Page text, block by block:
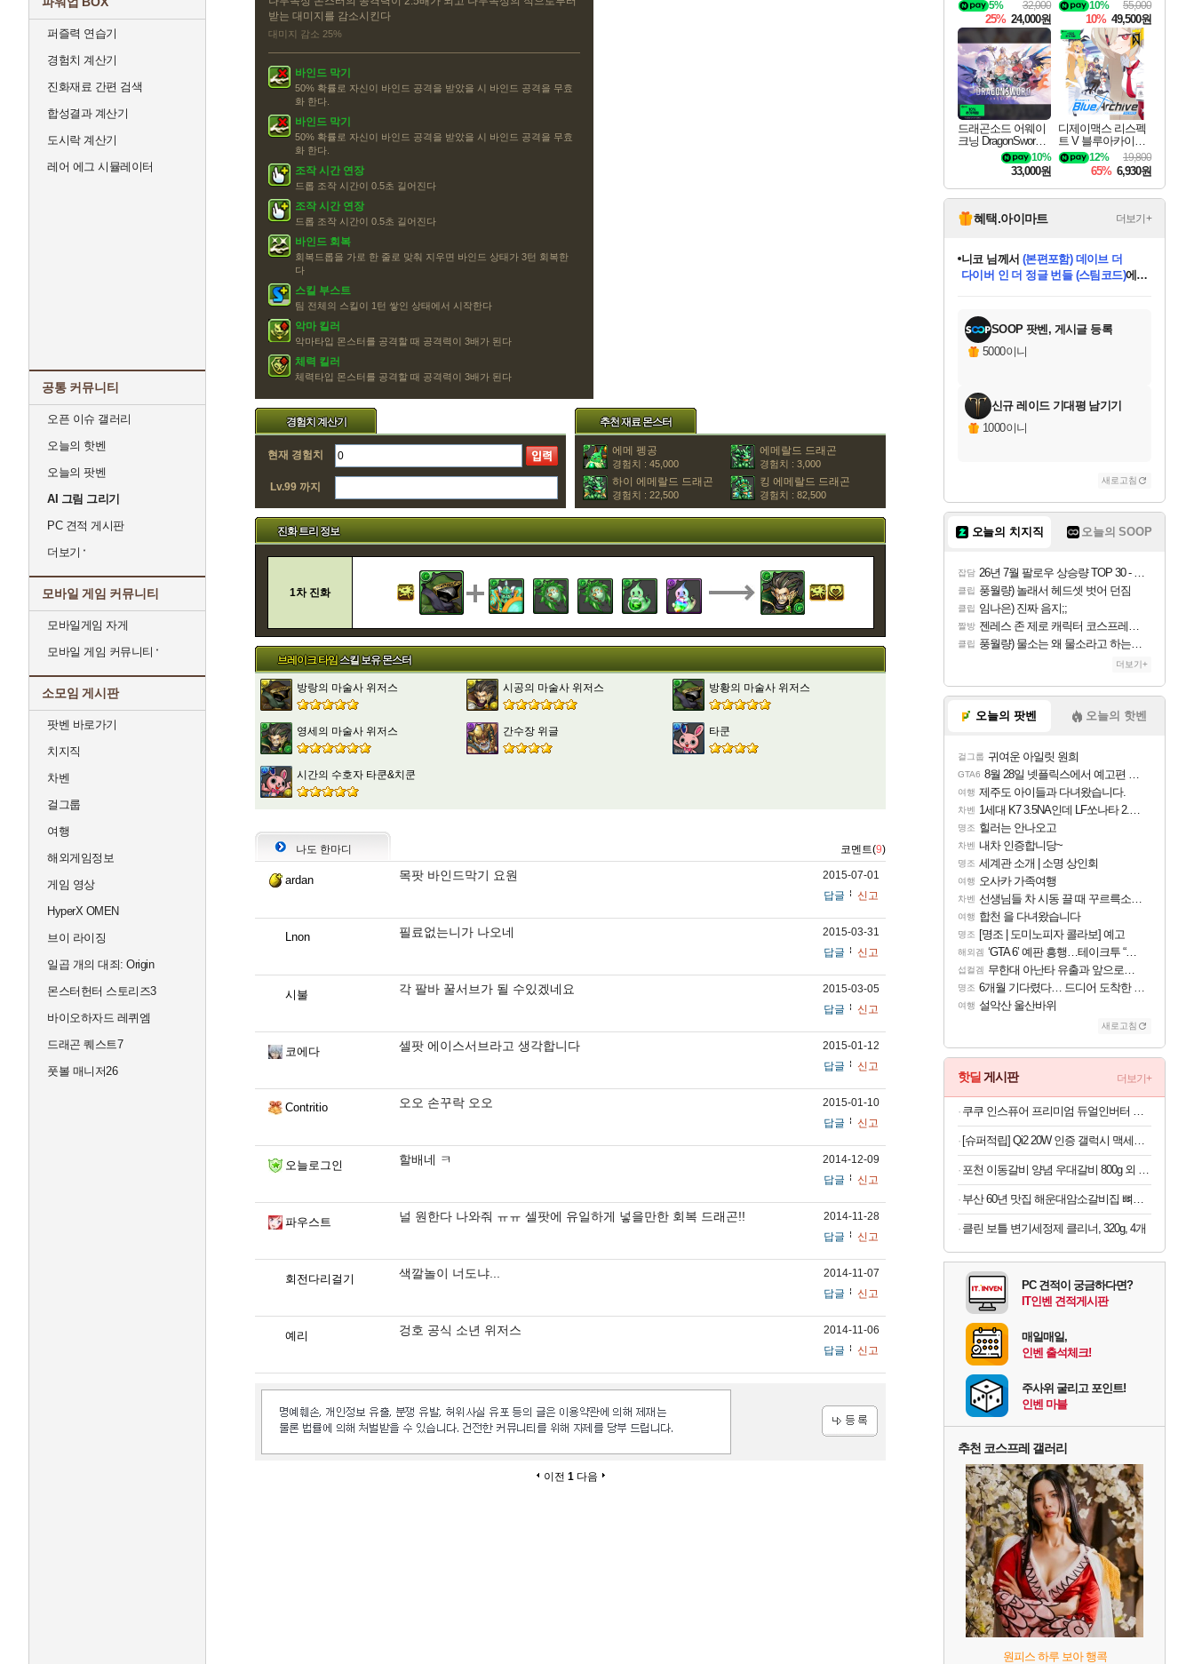
퍼즐력 연습기
경험치 계산기
진화재료 간편 검색
합성결과 계산기
도시락 계산기
레어 에그 시뮬레이터
공통 커뮤니티
오픈 이슈 갤러리
오늘의 핫벤
오늘의 팟벤
AI 그림 그리기
PC 견적 게시판
더보기
모바일 게임 커뮤니티
모바일게임 자게
모바일 게임 커뮤니티
소모임 게시판
팟벤 바로가기
치지직
차벤
걸그룹
여행
해외게임정보
게임 영상
HyperX OMEN
브이 라이징
일곱 개의 대죄: Origin
몬스터헌터 스토리즈3
바이오하자드 레퀴엠
드래곤 퀘스트7
풋볼 매니저26
받는 대미지를 감소시킨다
대미지 감소 25%
바인드 막기
50% 확률로 자신이 바인드 공격을 받았을 시 바인드 공격을 무효
화 한다.
바인드 막기
50% 확률로 자신이 바인드 공격을 받았을 시 바인드 공격을 무효
화 한다.
조작 시간 연장
드롭 조작 시간이 0.5초 길어진다
조작 시간 연장
드롭 조작 시간이 0.5초 길어진다
바인드 회복
회복드롭을 가로 한 줄로 맞춰 지우면 바인드 상태가 3턴 회복한
다
스킬 부스트
팀 전체의 스킬이 1턴 쌓인 상태에서 시작한다
악마 킬러
악마타입 몬스터를 공격할 때 공격력이 3배가 된다
체력 킬러
체력타입 몬스터를 공격할 때 공격력이 3배가 된다
경험치 계산기
현재 경험치
Lv.99 까지
추천 재료 몬스터
에메 펭공
경험치 : 45,000
에메랄드 드래곤
경험치 : 3,000
하이 에메랄드 드래곤
경험치 : 22,500
킹 에메랄드 드래곤
경험치 : 82,500
진화 트리 정보
1차 진화
브레이크 타임스킬 보유 몬스터
방랑의 마술사 위저스 시공의 마술사 위저스 방황의 마술사 위저스
영세의 마술사 위저스 간수장 위글 타쿤
시간의 수호자 타쿤&치쿤
나도 한마디 코멘트(9)
ardan 목팟 바인드막기 요원
2015-07-01
답글
신고
Lnon 필료없는니가 나오네
2015-03-31
답글
신고
시불 각 팔바 꿀서브가 될 수있겠네요
2015-03-05
답글
신고
코에다 셀팟 에이스서브라고 생각합니다
2015-01-12
답글
신고
Contritio 오오 손꾸락 오오
2015-01-10
답글
신고
오늘로그인 할배네 ㅋ
2014-12-09
답글
신고
파우스트 널 원한다 나와줘 ㅠㅠ 셀팟에 유일하게 넣을만한 회복 드래곤!!
2014-11-28
답글
신고
회전다리걸기 색깔놀이 너도냐...
2014-11-07
답글
신고
예리 겅호 공식 소년 위저스
2014-11-06
답글
신고
이전 1 다음
32,000
5%
25% 24,000원
ning Deluxe Edition
55,000
10%
10% 49,500원
드래곤소드 어웨이
크닝 DragonSword A
10%
33,000원
디제이맥스 리스펙
트 V 블루아카이브
팩 DJMAX RESPE
CT V Blue Archive P
ack DLC
19,800
12%
65% 6,930원
혜택.아이마트 더보기+
교환.
당첨되셨습니다.
니코님께서 (본편포함) 데이브 더
다이버 인 더 정글 번들 (스팀코드)에
당첨되셨습니다.
당첨되셨습니다.
당첨되셨습니다.
당첨되셨습니다.
당첨되셨습니다.
에디션 (스팀코드) 를 교환.
당첨되셨습니다.
SOOP 팟벤, 게시글 등록
5000이니
신규 레이드 기대평 남기기
1000이니
새로고침
오늘의 치지직 오늘의 SOOP
잡담 26년 7월 팔로우 상승량 TOP 30 - 월간 치지직
클립 풍월량) 놀래서 헤드셋 벗어 던짐
클립 임나은) 진짜 음지;;
짤방 젠레스 존 제로 캐릭터 코스프레한 꽁주
클립 풍월량) 물소는 왜 물소라고 하는거야? 아! 그만 ㅋㅋ 알았어 ㅋㅋ
더보기+
오늘의 팟벤 오늘의 핫벤
걸그룹 귀여운 아일릿 원희
GTA6 8월 28일 넷플릭스에서 예고편 공개 예정
여행 제주도 아이들과 다녀왔습니다.
차벤 1세대 K7 3.5NA인데 LF쏘나타 2.0NA 기변하면 유류비 절약이 얼마나 될까요..?
명조 힐러는 안나오고
차벤 내차 인증합니당~
명조 세계관 소개 | 소명 상인회
여행 오사카 가족여행
차벤 선생님들 차 시동 끌 때 꾸르륵소리나는데
여행 합천 을 다녀왔습니다
명조 [명조 | 도미노피자 콜라보] 예고
해외겜 ‘GTA 6’ 예판 흥행…테이크투 “내부 예상 크게 넘어”
섭컬겜 무한대 아난타 유출과 앞으로의 예상 (루머)
명조 6개월 기다렸다… 드디어 도착한 치사 메신저백! 실물 후기
여행 설악산 울산바위
새로고침
핫딜 게시판 더보기+
쿠쿠 인스퓨어 프리미엄 듀얼인버터 창문형에어컨 (자가설치)
[슈퍼적립] Qi2 20W 인증 갤럭시 맥세이프 케이스 에어핏프로 맥핏 블랙, 갤럭시Z 폴드8 울트라
포천 이동갈비 양념 우대갈비 800g 외 양념목살 돼지갈비 소갈비 모음전
부산 60년 맛집 해운대암소갈비집 뼈없는 갈비탕 800g*5팩 (총 4kg) | 살코기 듬뿍 순살 소 갈비탕 진한 국물
클린 보틀 변기세정제 클리너, 320g, 4개
PC 견적이 궁금하다면?
IT인벤 견적게시판
매일매일,
인벤 출석체크!
주사위 굴리고 포인트!
인벤 마블
추천 코스프레 갤러리
원피스 하루 보아 행콕